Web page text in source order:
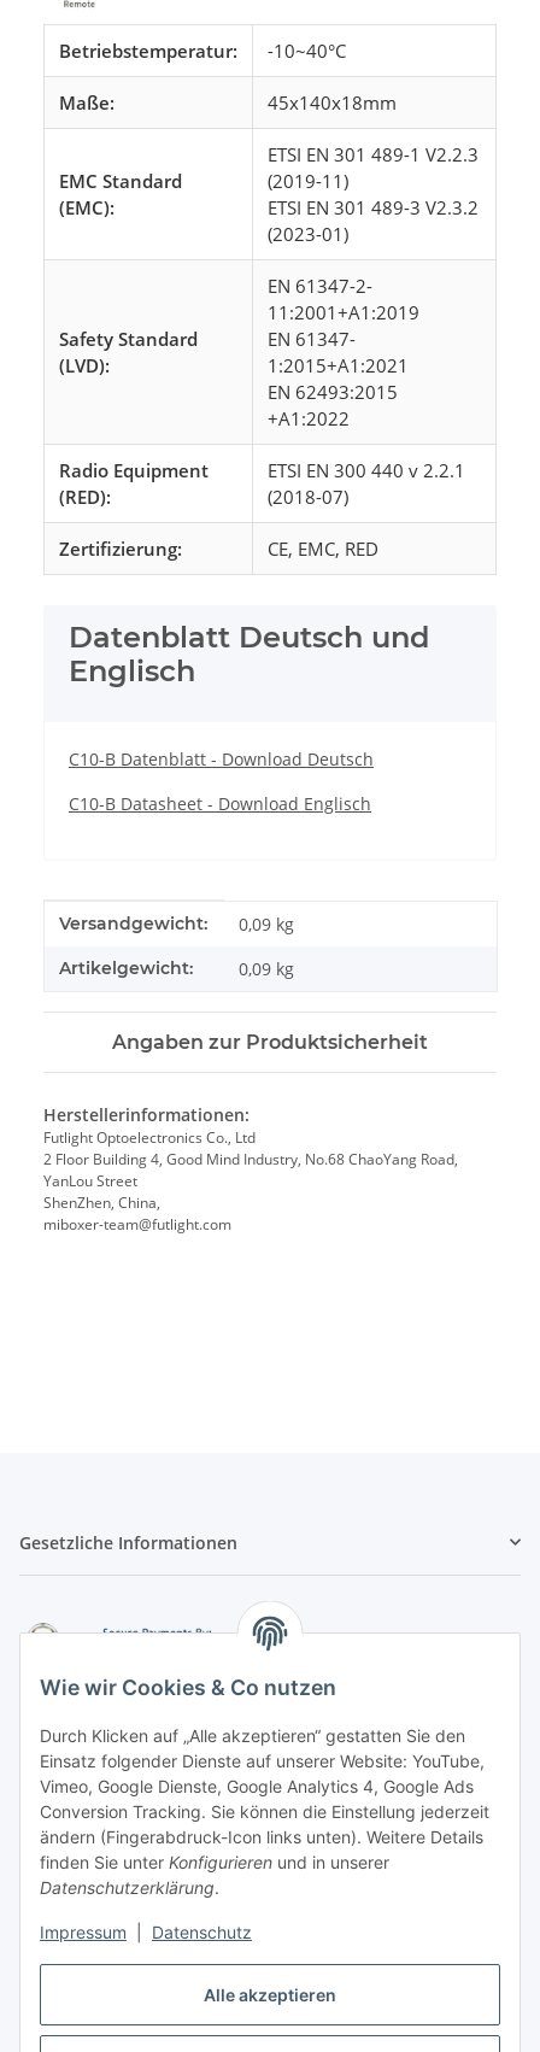
Alle akzeptieren
Wie wir Cookies & Co nutzen
Durch Klicken auf „Alle akzeptieren“ gestatten Sie den
Einsatz folgender Dienste auf unserer Website: YouTube,
Vimeo, Google Dienste, Google Analytics 4, Google Ads
Conversion Tracking. Sie können die Einstellung jederzeit
ändern (Fingerabdruck-Icon links unten). Weitere Details
finden Sie unter Konfigurieren und in unserer
Datenschutzerklärung.
Impressum Datenschutz
Betriebstemperatur: -10~40°C
Maße: 45x140x18mm
EMC Standard
(EMC):
ETSI EN 301 489-1 V2.2.3
(2019-11)
ETSI EN 301 489-3 V2.3.2
(2023-01)
Safety Standard
(LVD):
EN 61347-2-
11:2001+A1:2019
EN 61347-
1:2015+A1:2021
EN 62493:2015
+A1:2022
Radio Equipment
(RED):
ETSI EN 300 440 v 2.2.1
(2018-07)
Zertifizierung: CE, EMC, RED
Datenblatt Deutsch und
Englisch
C10-B Datenblatt - Download Deutsch
C10-B Datasheet - Download Englisch
Produkteigenschaft
Wert
Versandgewicht: 0,09 kg
Artikelgewicht: 0,09 kg
Angaben zur Produktsicherheit
Herstellerinformationen:
Futlight Optoelectronics Co., Ltd
2 Floor Building 4, Good Mind Industry, No.68 ChaoYang Road,
YanLou Street
ShenZhen, China,
miboxer-team@futlight.com
Gesetzliche Informationen
Vorkasse per Überweisung
Zahlung per PayPal
Zahlung per Google Pay (PayPal)
Zahlung per Apple Pay (PayPal)
Zahlung per amazon payments
FAQ
Weitere Informationen